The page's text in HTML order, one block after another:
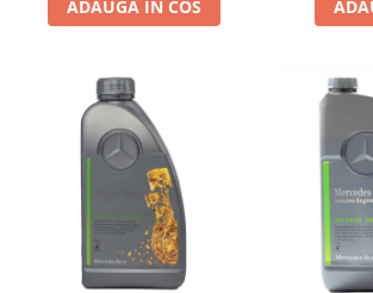
Lichid de frana
Filtre moto
Filtru combustibil
Buson golire ulei
Filtru ulei moto
Filtru aer moto
Intretinere si curatare filtre moto
Intretinere moto
ADAUGA IN COS